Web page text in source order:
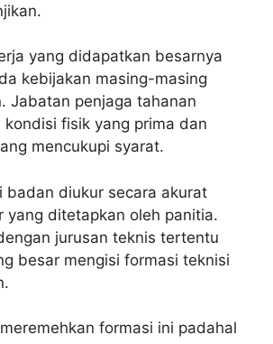
yang didapatkan besarnya
kebijakan masing-masing
Jabatan penjaga tahanan
kondisi fisik yang prima dan
mencukupi syarat.
badan diukur secara akurat
yang ditetapkan oleh panitia.
jurusan teknis tertentu
besar mengisi formasi teknisi
formasi ini padahal